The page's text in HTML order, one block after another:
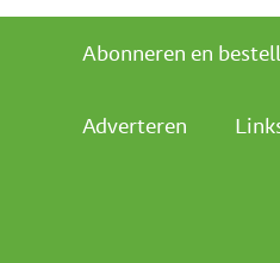
Abonneren en
Adverteren